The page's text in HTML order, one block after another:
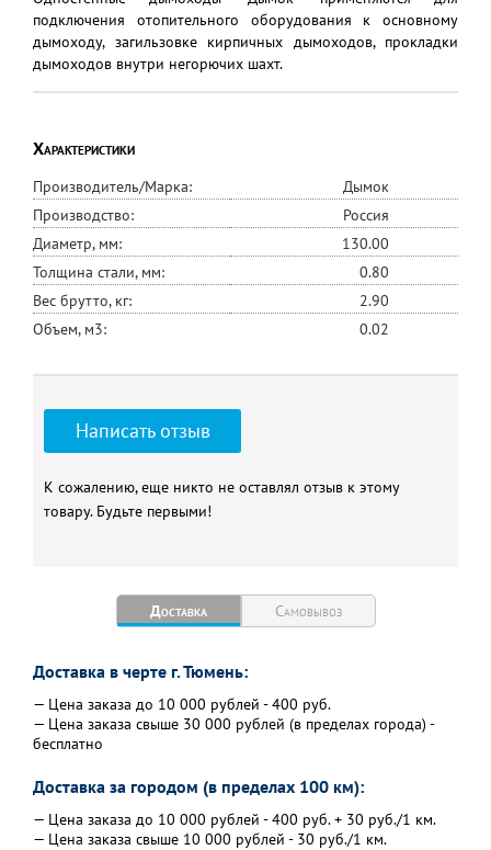
подключения отопительного оборудования к основному
дымоходу, загильзовке кирпичных дымоходов, прокладки
дымоходов внутри негорючих шахт.
Характеристики
Производитель/Марка:
Дымок
Производство:
Россия
Диаметр, мм:
130.00
Толщина стали, мм:
0.80
Вес брутто, кг:
2.90
Объем, м3:
0.02
Написать отзыв
К сожалению, еще никто не оставлял отзыв к этому
товару. Будьте первыми!
Доставка Самовывоз
Доставка в черте г. Тюмень:
— Цена заказа до 10 000 рублей - 400 руб.
— Цена заказа свыше 30 000 рублей (в пределах города) -
бесплатно
Доставка за городом (в пределах 100 км):
— Цена заказа до 10 000 рублей - 400 руб. + 30 руб./1 км.
— Цена заказа свыше 10 000 рублей - 30 руб./1 км.